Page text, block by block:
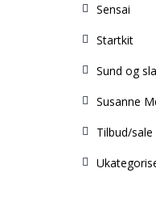
Sensai
Startkit
Sund og
Susanne
Tilbud/sale